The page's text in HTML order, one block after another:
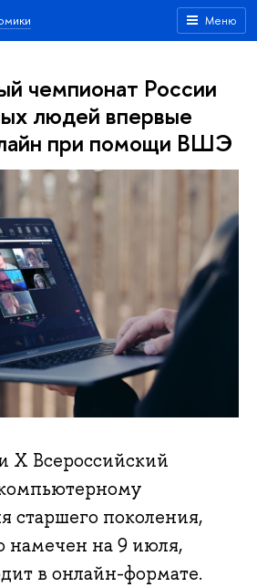
Меню
чемпионат России
людей впервые
при помощи ВШЭ
Х Всероссийский
старшего поколения,
намечен на 9 июля,
в онлайн-формате.